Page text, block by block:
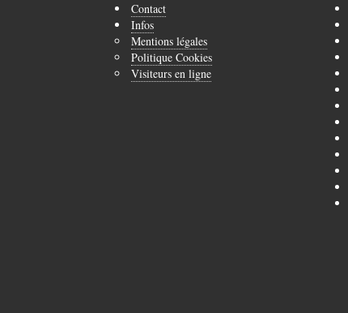
Contact
Infos
Mentions légales
Politique Cookies
Visiteurs en ligne